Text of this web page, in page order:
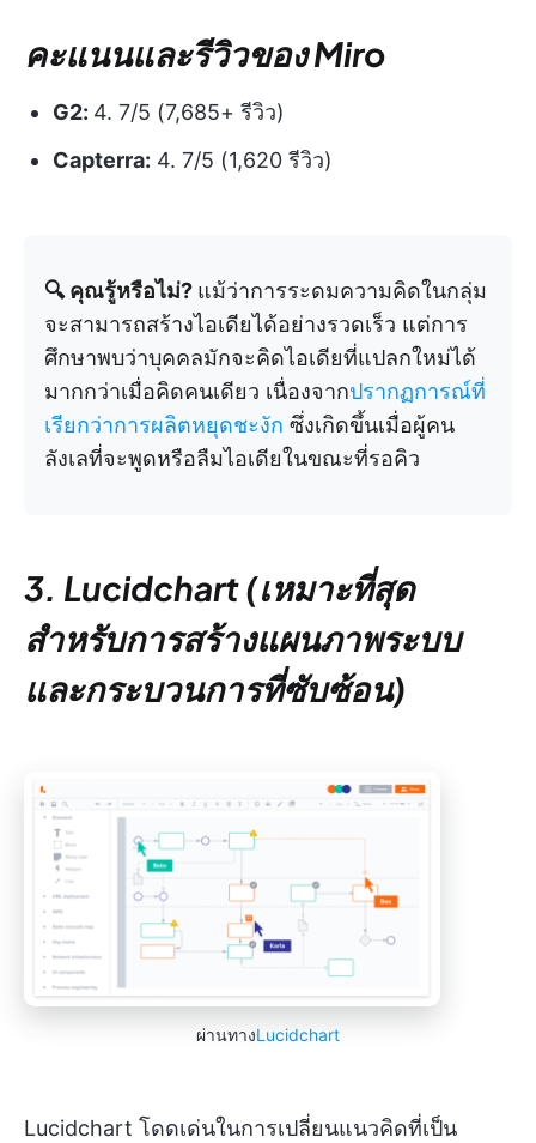
คะแนนและรีวิวของ Miro
G2: 4. 7/5 (7,685+ รีวิว)
Capterra: 4. 7/5 (1,620 รีวิว)
🔍 คุณรู้หรือไม่? แม้ว่าการระดมความคิดในกลุ่ม
จะสามารถสร้างไอเดียได้อย่างรวดเร็ว แต่การ
ศึกษาพบว่าบุคคลมักจะคิดไอเดียที่แปลกใหม่ได้
มากกว่าเมื่อคิดคนเดียว เนื่องจากปรากฏการณ์ที่
เรียกว่าการผลิตหยุดชะงัก ซึ่งเกิดขึ้นเมื่อผู้คน
ลังเลที่จะพูดหรือลืมไอเดียในขณะที่รอคิว
3. Lucidchart (เหมาะที่สุด
สำหรับการสร้างแผนภาพระบบ
และกระบวนการที่ซับซ้อน)
ผ่านทางLucidchart
Lucidchart โดดเด่นในการเปลี่ยนแนวคิดที่เป็น